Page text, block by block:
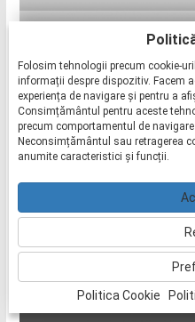
263 - MANER
265 - BRONZ
Folosim tehnologii precum cookie-
informații despre dispozitiv. Facem
experiența de navigare și pentru a
Consimțământul pentru aceste
precum comportamentul de
Neconsimțământul sau retragerea
anumite caracteristici și funcții.
Politica Cookie